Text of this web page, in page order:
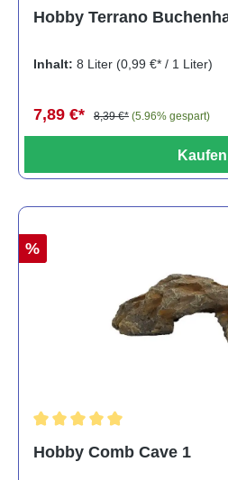
Hobby Terrano
Inhalt: 8 Liter (0,99 €* / 1 Liter)
7,89 €* 8,39 €* (5.96% gespart)
Kaufen
%
Hobby Comb Cave 1